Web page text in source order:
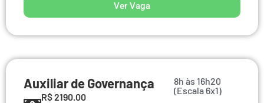
Ver Vaga
Auxiliar de Governança
8h às 16h20
(Escala 6x1)
R$ 2190.00